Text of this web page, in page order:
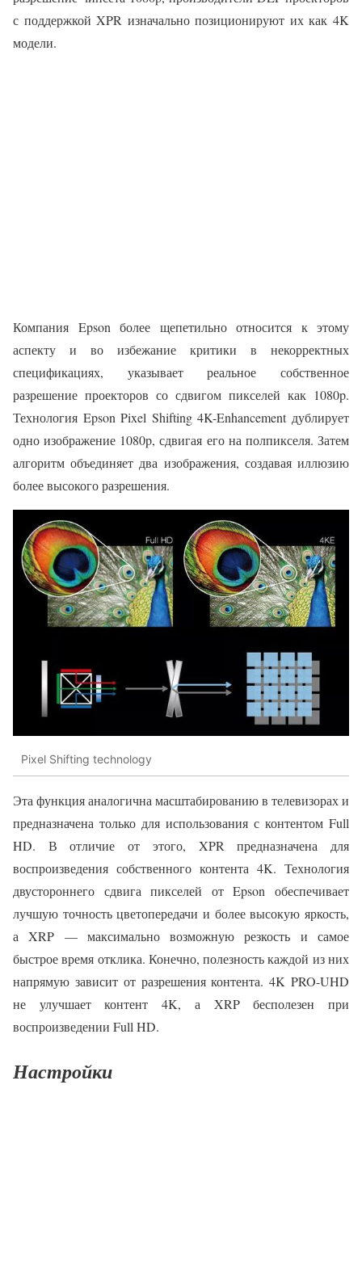
с поддержкой XPR изначально позиционируют их как 4K
модели.
Компания Epson более щепетильно относится к этому
аспекту и во избежание критики в некорректных
спецификациях, указывает реальное собственное
разрешение проекторов со сдвигом пикселей как 1080p.
Технология Epson Pixel Shifting 4K-Enhancement дублирует
одно изображение 1080p, сдвигая его на полпикселя. Затем
алгоритм объединяет два изображения, создавая иллюзию
более высокого разрешения.
Pixel Shifting technology
Эта функция аналогична масштабированию в телевизорах и
предназначена только для использования с контентом Full
HD. В отличие от этого, XPR предназначена для
воспроизведения собственного контента 4K. Технология
двустороннего сдвига пикселей от Epson обеспечивает
лучшую точность цветопередачи и более высокую яркость,
а XRP — максимально возможную резкость и самое
быстрое время отклика. Конечно, полезность каждой из них
напрямую зависит от разрешения контента. 4K PRO-UHD
не улучшает контент 4K, а XRP бесполезен при
воспроизведении Full HD.
Настройки